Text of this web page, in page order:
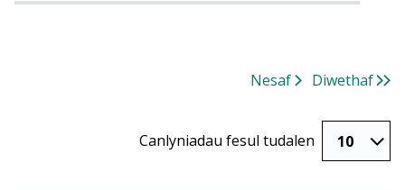
Nesaf Diwethaf
Canlyniadau fesul tudalen